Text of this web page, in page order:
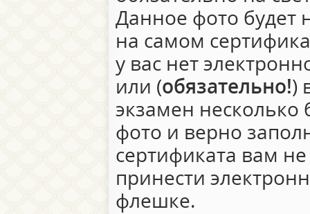
Данное фото будет
на самом
у вас нет
или (обязательно!)
экзамен
фото и верно
сертификата вам
принести
флешке.